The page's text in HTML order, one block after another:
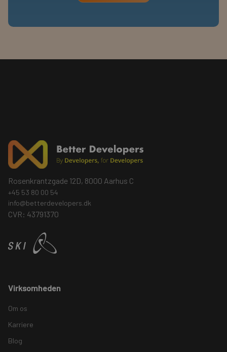
Rosenkrantzgade 12D, 8000 Aarhus C
+45 53 80 00 54
info@betterdevelopers.dk
CVR: 43791370
Virksomheden
Om os
Karriere
Blog